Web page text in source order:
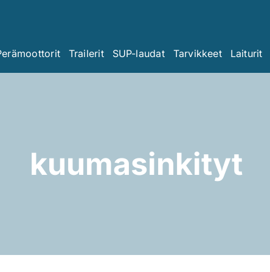
Trailerit SUP-laudat Tarvikkeet Laiturit
kuumasinkityt